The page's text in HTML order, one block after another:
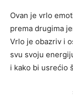
Ovan je vrlo
prema drugima
Vrlo je obazriv i
svu svoju
i kako bi usrećio